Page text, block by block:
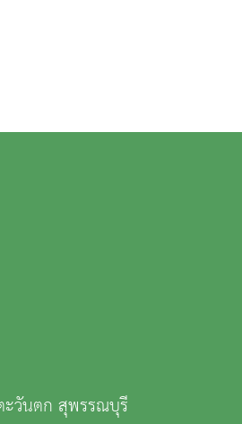
ะวันตก สุพรรณบุรี